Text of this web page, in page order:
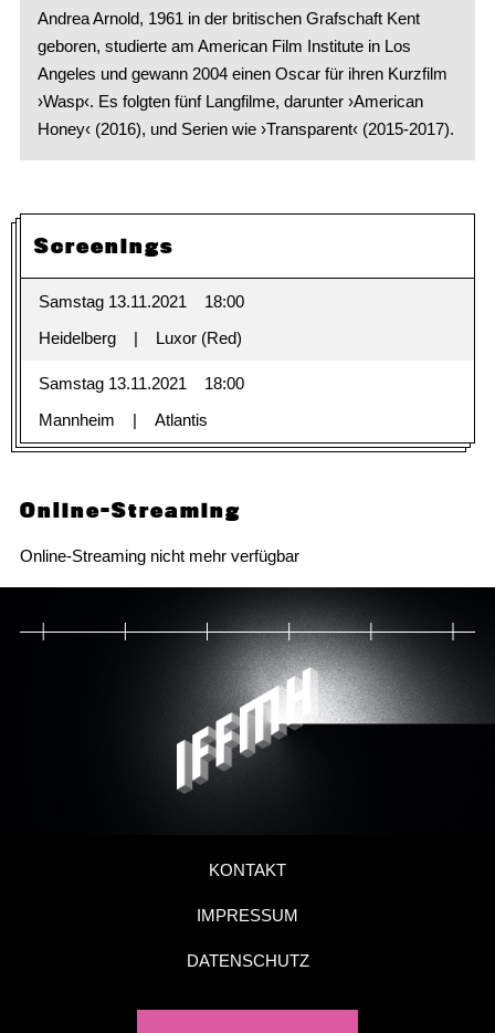
Andrea Arnold, 1961 in der britischen Grafschaft Kent
geboren, studierte am American Film Institute in Los
Angeles und gewann 2004 einen Oscar für ihren Kurzfilm
›Wasp‹. Es folgten fünf Langfilme, darunter ›American
Honey‹ (2016), und Serien wie ›Transparent‹ (2015-2017).
Screenings
Samstag 13.11.2021
18:00
Heidelberg
Luxor (Red)
Samstag 13.11.2021
18:00
Mannheim
Atlantis
Online-Streaming
Online-Streaming nicht mehr verfügbar
KONTAKT
IMPRESSUM
DATENSCHUTZ